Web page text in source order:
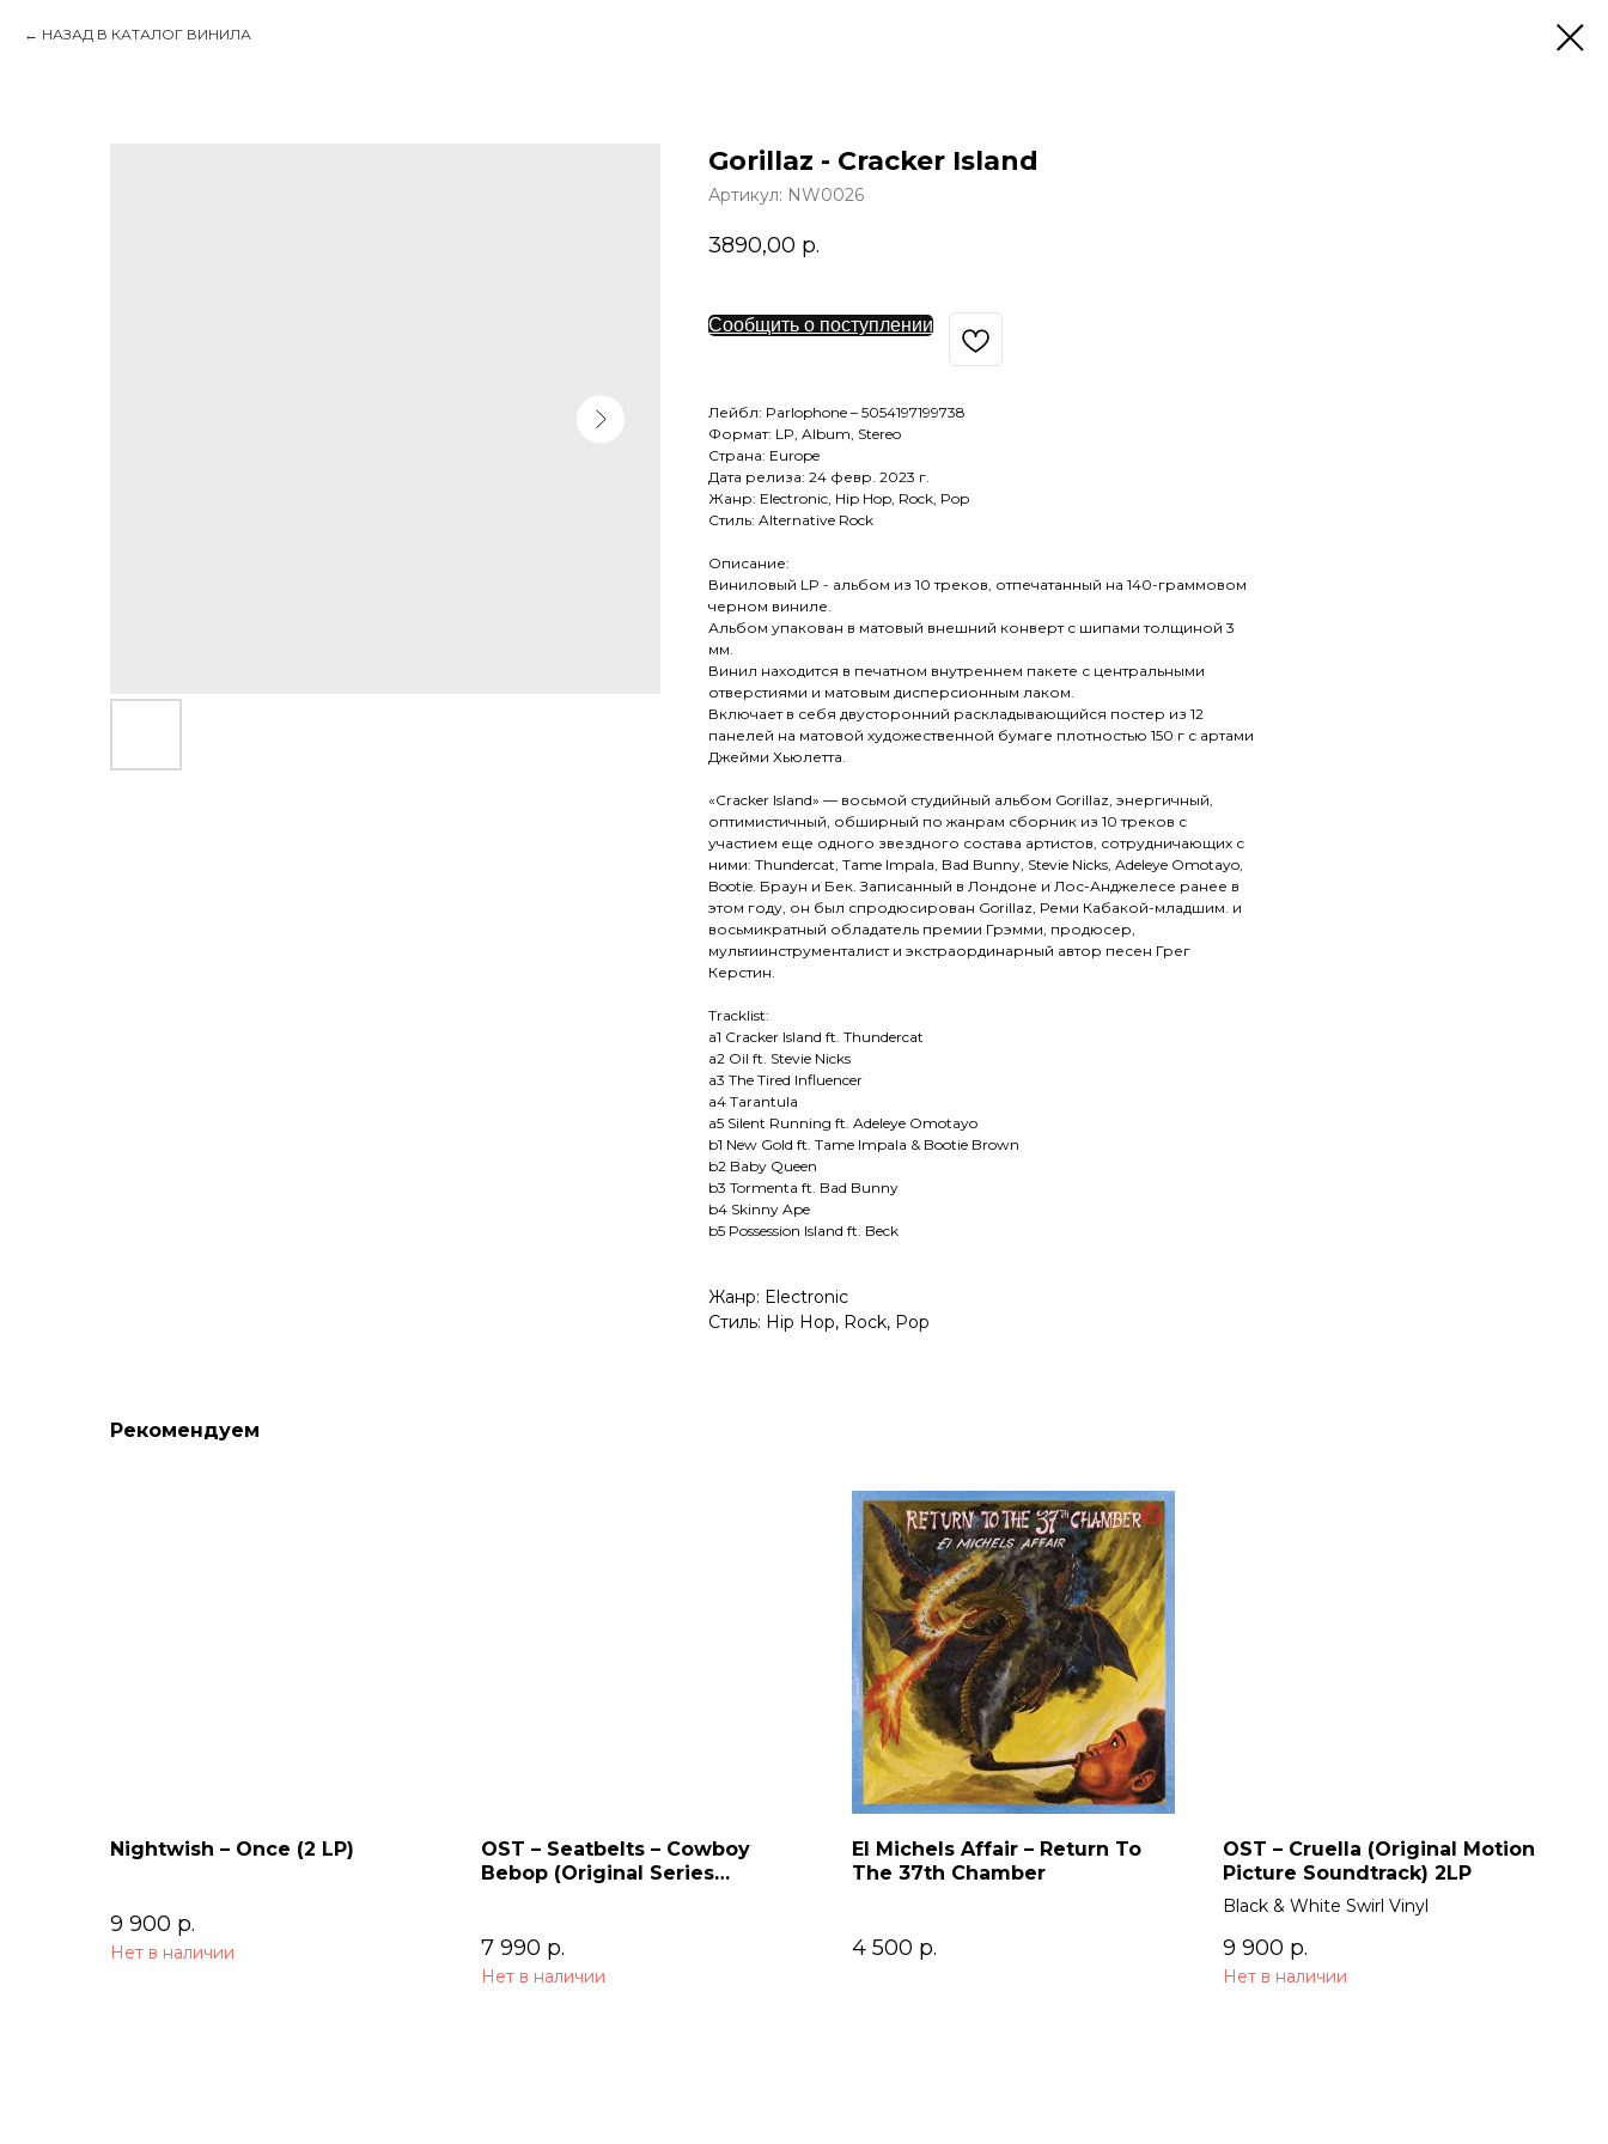
НАЗАД В КАТАЛОГ ВИНИЛА
Gorillaz - Cracker Island
Артикул: NW0026
3890,00 р.
Сообщить о поступлении
Лейбл: Parlophone – 5054197199738
Формат: LP, Album, Stereo
Страна: Europe
Дата релиза: 24 февр. 2023 г.
Жанр: Electronic, Hip Hop, Rock, Pop
Стиль: Alternative Rock
Описание:
Виниловый LP - альбом из 10 треков, отпечатанный на 140-граммовом
черном виниле.
Альбом упакован в матовый внешний конверт с шипами толщиной 3
мм.
Винил находится в печатном внутреннем пакете с центральными
отверстиями и матовым дисперсионным лаком.
Включает в себя двусторонний раскладывающийся постер из 12
панелей на матовой художественной бумаге плотностью 150 г с артами
Джейми Хьюлетта.
«Cracker Island» — восьмой студийный альбом Gorillaz, энергичный,
оптимистичный, обширный по жанрам сборник из 10 треков с
участием еще одного звездного состава артистов, сотрудничающих с
ними: Thundercat, Tame Impala, Bad Bunny, Stevie Nicks, Adeleye Omotayo,
Bootie. Браун и Бек. Записанный в Лондоне и Лос-Анджелесе ранее в
этом году, он был спродюсирован Gorillaz, Реми Кабакой-младшим. и
восьмикратный обладатель премии Грэмми, продюсер,
мультиинструменталист и экстраординарный автор песен Грег
Керстин.
Tracklist:
a1 Cracker Island ft. Thundercat
a2 Oil ft. Stevie Nicks
a3 The Tired Influencer
a4 Tarantula
a5 Silent Running ft. Adeleye Omotayo
b1 New Gold ft. Tame Impala & Bootie Brown
b2 Baby Queen
b3 Tormenta ft. Bad Bunny
b4 Skinny Ape
b5 Possession Island ft. Beck
Жанр: Electronic
Стиль: Hip Hop, Rock, Pop
Рекомендуем
Nightwish – Once (2 LP)
9 900 р.
Нет в наличии
OST – Seatbelts – Cowboy
Bebop (Original Series
7 990 р.
Нет в наличии
El Michels Affair – Return To
The 37th Chamber
4 500 р.
OST – Cruella (Original Motion
Picture Soundtrack) 2LP
Black & White Swirl Vinyl
9 900 р.
Нет в наличии